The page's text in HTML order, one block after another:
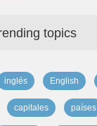
topics
inglés English
capitales países